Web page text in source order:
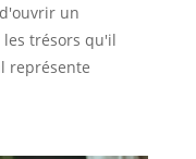
un
trésors qu'il
représente